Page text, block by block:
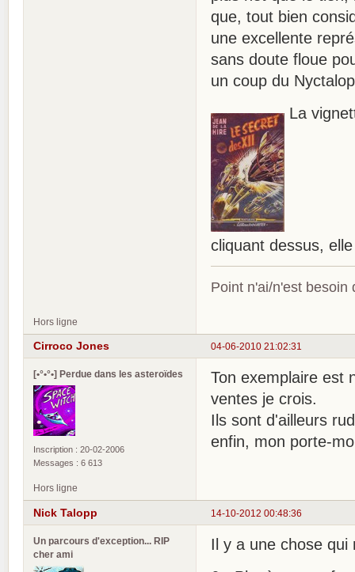
que, tout bien
une excellente
sans doute floue
un coup du
La
cliquant dessus,
Point n'ai/n'est besoin
Hors ligne
04-06-2010 21:02:31
Cirroco Jones
[•°•°•] Perdue dans les asteroïdes
Inscription : 20-02-2006
Messages : 6 613
Ton exemplaire est
ventes je crois.
Ils sont d'ailleurs
enfin, mon porte-
Hors ligne
14-10-2012 00:48:36
Nick Talopp
Un parcours d'exception... RIP
cher ami
Il y a une chose qui